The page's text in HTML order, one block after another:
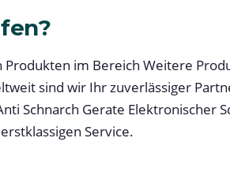
im Bereich Weitere
sind wir Ihr zuverlässiger
Schnarch Gerate Elektronischer
Service.